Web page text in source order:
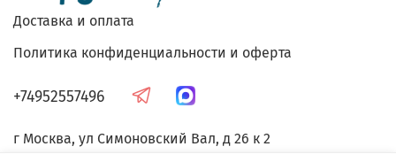
Доставка и оплата
Политика конфиденциальности и оферта
+74952557496
г Москва, ул Симоновский Вал, д 26 к 2